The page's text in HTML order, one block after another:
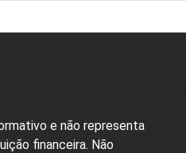
e não representa
financeira. Não